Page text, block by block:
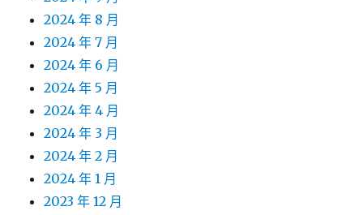
2024 年 8 月
2024 年 7 月
2024 年 6 月
2024 年 5 月
2024 年 4 月
2024 年 3 月
2024 年 2 月
2024 年 1 月
2023 年 12 月